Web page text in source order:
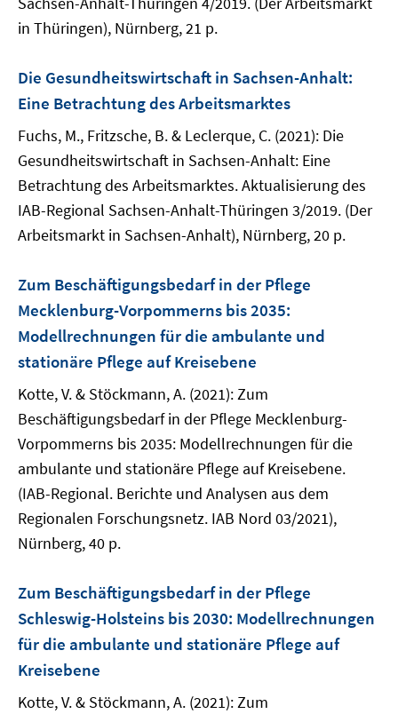
in Thüringen), Nürnberg, 21 p.
Die Gesundheitswirtschaft in Sachsen-Anhalt:
Eine Betrachtung des Arbeitsmarktes
Fuchs, M., Fritzsche, B. & Leclerque, C. (2021): Die
Gesundheitswirtschaft in Sachsen-Anhalt: Eine
Betrachtung des Arbeitsmarktes. Aktualisierung des
IAB-Regional Sachsen-Anhalt-Thüringen 3/2019. (Der
Arbeitsmarkt in Sachsen-Anhalt), Nürnberg, 20 p.
Zum Beschäftigungsbedarf in der Pflege
Mecklenburg-Vorpommerns bis 2035:
Modellrechnungen für die ambulante und
stationäre Pflege auf Kreisebene
Kotte, V. & Stöckmann, A. (2021): Zum
Beschäftigungsbedarf in der Pflege Mecklenburg-
Vorpommerns bis 2035: Modellrechnungen für die
ambulante und stationäre Pflege auf Kreisebene.
(IAB-Regional. Berichte und Analysen aus dem
Regionalen Forschungsnetz. IAB Nord 03/2021),
Nürnberg, 40 p.
Zum Beschäftigungsbedarf in der Pflege
Schleswig-Holsteins bis 2030: Modellrechnungen
für die ambulante und stationäre Pflege auf
Kreisebene
Kotte, V. & Stöckmann, A. (2021): Zum